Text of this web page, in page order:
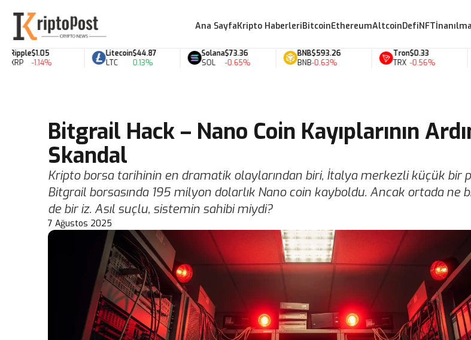
Ana SayfaKripto HaberleriBitcoinEthereumAltcoinDefiNFT
$1.05
-1.14%
Litecoin
LTC
$44.87
0.13%
Solana
SOL
$73.36
-0.65%
BNB
BNB
$593.26
-0.63%
Tron
TRX
$0.33
-0.56%
Bitgrail Hack – Nano Coin Kayıplarının
Skandal
Kripto borsa tarihinin en dramatik olaylarından biri, İtalya merkezli küçük bir
Bitgrail borsasında 195 milyon dolarlık Nano coin kayboldu. Ancak ortada ne
de bir iz. Asıl suçlu, sistemin sahibi miydi?
7 Ağustos 2025